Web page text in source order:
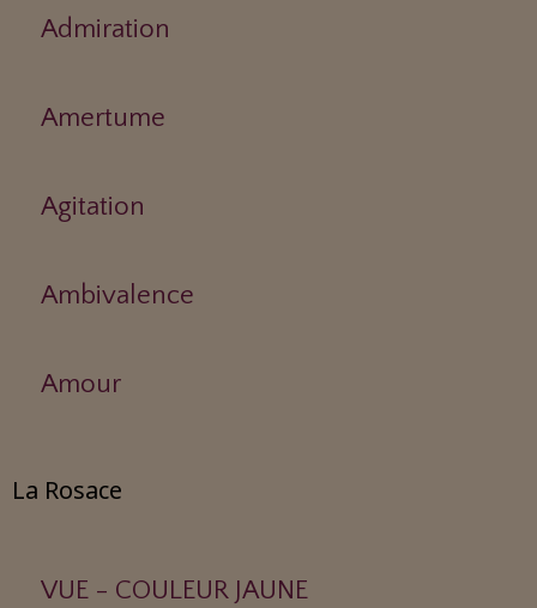
Admiration
Amertume
Agitation
Ambivalence
Amour
La Rosace
VUE - COULEUR JAUNE